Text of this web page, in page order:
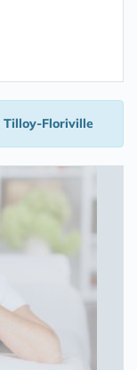
Tilloy-Floriville